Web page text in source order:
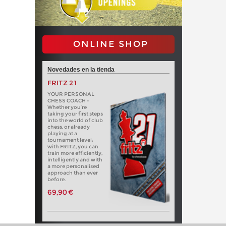
ONLINE SHOP
Novedades en la tienda
FRITZ 21
YOUR PERSONAL
CHESS COACH -
Whether you’re
taking your first steps
into the world of club
chess, or already
playing at a
tournament level:
with FRITZ, you can
train more efficiently,
intelligently and with
a more personalised
approach than ever
before.
69,90 €